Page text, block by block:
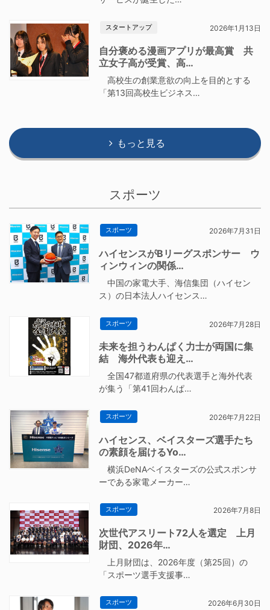
スタートアップ 2026年1月13日
自分褒める漫画アプリが最高賞 共
立女子高が受賞、高…
高校生の創業意欲の向上を目的とする
「第13回高校生ビジネス…
もっと見る
スポーツ
スポーツ 2026年7月31日
ハイセンスがBリーグスポンサー ウ
ィンウィンの関係…
中国の家電大手、海信集団（ハイセン
ス）の日本法人ハイセンス…
スポーツ 2026年7月28日
未来を担うわんぱく力士が両国に集
結 海外代表も迎え…
全国47都道府県の代表選手と海外代表
が集う「第41回わんぱ…
スポーツ 2026年7月22日
ハイセンス、ベイスターズ選手たち
の素顔を届けるYo…
横浜DeNAベイスターズの公式スポンサ
ーである家電メーカー…
スポーツ 2026年7月8日
次世代アスリート72人を選定 上月
財団、2026年…
上月財団は、2026年度（第25回）の
「スポーツ選手支援事…
スポーツ 2026年6月30日